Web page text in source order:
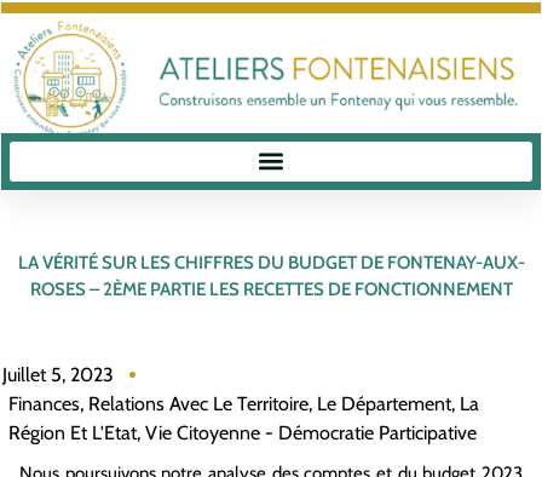
LA VÉRITÉ SUR LES CHIFFRES DU BUDGET DE FONTENAY-AUX-
ROSES – 2ÈME PARTIE LES RECETTES DE FONCTIONNEMENT
Juillet 5, 2023
Finances, Relations Avec Le Territoire, Le Département, La
Région Et L'Etat, Vie Citoyenne - Démocratie Participative